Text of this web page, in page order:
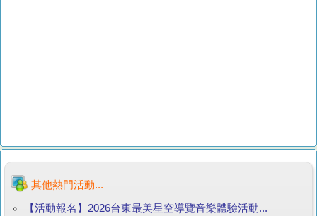
其他熱門活動...
【活動報名】2026台東最美星空導覽音樂體驗活動...